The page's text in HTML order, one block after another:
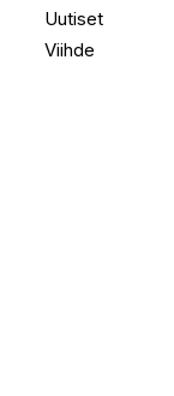
Uutiset
Viihde